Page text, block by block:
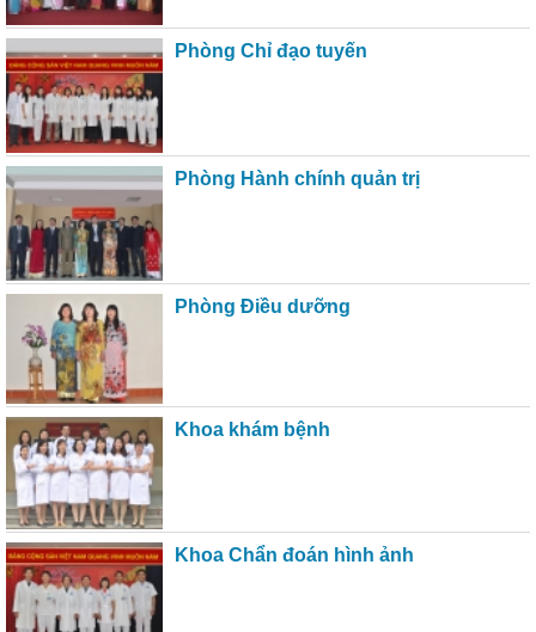
Phòng Chỉ đạo tuyến
Phòng Hành chính quản trị
Phòng Điều dưỡng
Khoa khám bệnh
Khoa Chẩn đoán hình ảnh